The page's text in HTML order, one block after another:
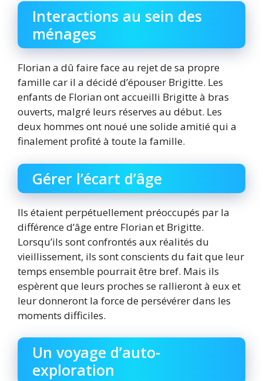
Interactions au sein des
ménages
Florian a dû faire face au rejet de sa propre
famille car il a décidé d’épouser Brigitte. Les
enfants de Florian ont accueilli Brigitte à bras
ouverts, malgré leurs réserves au début. Les
deux hommes ont noué une solide amitié qui a
finalement profité à toute la famille.
Gérer l’écart d’âge
Ils étaient perpétuellement préoccupés par la
différence d’âge entre Florian et Brigitte.
Lorsqu’ils sont confrontés aux réalités du
vieillissement, ils sont conscients du fait que leur
temps ensemble pourrait être bref. Mais ils
espèrent que leurs proches se rallieront à eux et
leur donneront la force de persévérer dans les
moments difficiles.
Un voyage d’auto-
exploration